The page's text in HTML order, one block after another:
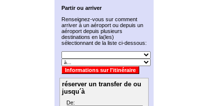
Partir ou arriver
Renseignez-vous sur comment
arriver à un aéroport ou depuis un
aéroport depuis plusieurs
destinations en la(les)
sélectionnant de la liste ci-dessous:
réserver un transfer de ou
jusqu´à
De: